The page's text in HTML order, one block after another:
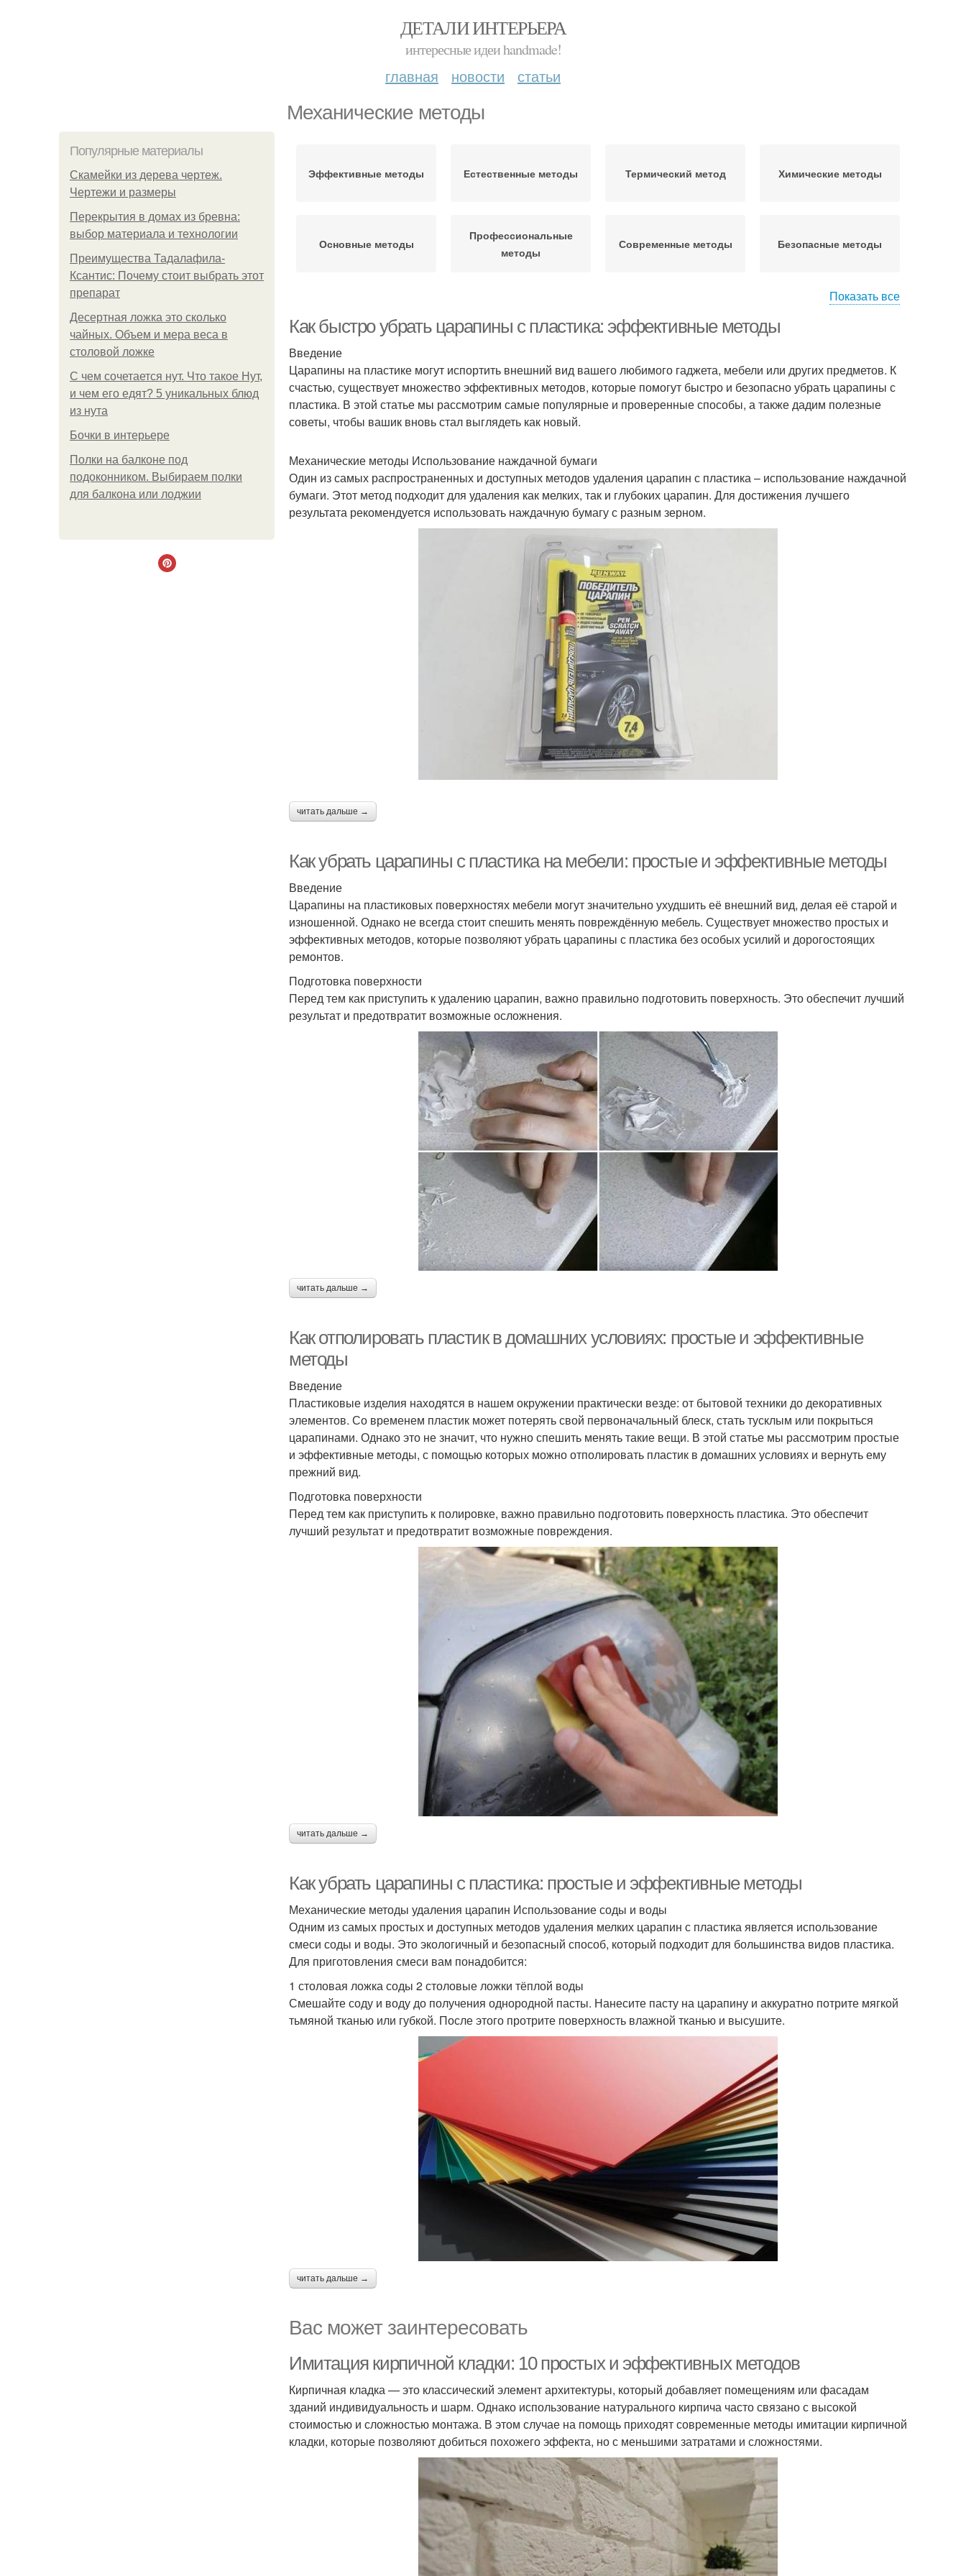
ДЕТАЛИ ИНТЕРЬЕРА
интересные идеи handmade!
главная новости статьи
Механические методы
Популярные материалы
Скамейки из дерева чертеж.
Чертежи и размеры
Перекрытия в домах из бревна:
выбор материала и технологии
Преимущества Тадалафила-
Ксантис: Почему стоит выбрать этот
препарат
Десертная ложка это сколько
чайных. Объем и мера веса в
столовой ложке
С чем сочетается нут. Что такое Нут,
и чем его едят? 5 уникальных блюд
из нута
Бочки в интерьере
Полки на балконе под
подоконником. Выбираем полки
для балкона или лоджии
Эффективные методы Естественные методы Термический метод Химические методы
Основные методы
Профессиональные
методы
Современные методы Безопасные методы
Показать все
Как быстро убрать царапины с пластика: эффективные методы
Введение
Царапины на пластике могут испортить внешний вид вашего любимого гаджета, мебели или других предметов. К
счастью, существует множество эффективных методов, которые помогут быстро и безопасно убрать царапины с
пластика. В этой статье мы рассмотрим самые популярные и проверенные способы, а также дадим полезные
советы, чтобы вашик вновь стал выглядеть как новый.
Механические методы Использование наждачной бумаги
Один из самых распространенных и доступных методов удаления царапин с пластика – использование наждачной
бумаги. Этот метод подходит для удаления как мелких, так и глубоких царапин. Для достижения лучшего
результата рекомендуется использовать наждачную бумагу с разным зерном.
читать дальше →
Как убрать царапины с пластика на мебели: простые и эффективные методы
Введение
Царапины на пластиковых поверхностях мебели могут значительно ухудшить её внешний вид, делая её старой и
изношенной. Однако не всегда стоит спешить менять повреждённую мебель. Существует множество простых и
эффективных методов, которые позволяют убрать царапины с пластика без особых усилий и дорогостоящих
ремонтов.
Подготовка поверхности
Перед тем как приступить к удалению царапин, важно правильно подготовить поверхность. Это обеспечит лучший
результат и предотвратит возможные осложнения.
читать дальше →
Как отполировать пластик в домашних условиях: простые и эффективные
методы
Введение
Пластиковые изделия находятся в нашем окружении практически везде: от бытовой техники до декоративных
элементов. Со временем пластик может потерять свой первоначальный блеск, стать тусклым или покрыться
царапинами. Однако это не значит, что нужно спешить менять такие вещи. В этой статье мы рассмотрим простые
и эффективные методы, с помощью которых можно отполировать пластик в домашних условиях и вернуть ему
прежний вид.
Подготовка поверхности
Перед тем как приступить к полировке, важно правильно подготовить поверхность пластика. Это обеспечит
лучший результат и предотвратит возможные повреждения.
читать дальше →
Как убрать царапины с пластика: простые и эффективные методы
Механические методы удаления царапин Использование соды и воды
Одним из самых простых и доступных методов удаления мелких царапин с пластика является использование
смеси соды и воды. Это экологичный и безопасный способ, который подходит для большинства видов пластика.
Для приготовления смеси вам понадобится:
1 столовая ложка соды 2 столовые ложки тёплой воды
Смешайте соду и воду до получения однородной пасты. Нанесите пасту на царапину и аккуратно потрите мягкой
тьмяной тканью или губкой. После этого протрите поверхность влажной тканью и высушите.
читать дальше →
Вас может заинтересовать
Имитация кирпичной кладки: 10 простых и эффективных методов
Кирпичная кладка — это классический элемент архитектуры, который добавляет помещениям или фасадам
зданий индивидуальность и шарм. Однако использование натурального кирпича часто связано с высокой
стоимостью и сложностью монтажа. В этом случае на помощь приходят современные методы имитации кирпичной
кладки, которые позволяют добиться похожего эффекта, но с меньшими затратами и сложностями.